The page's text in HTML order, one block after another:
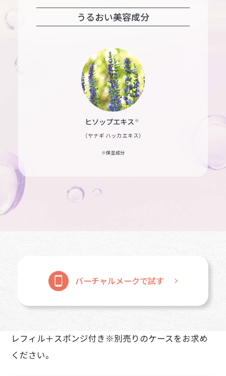
うるおい美容成分
ヒソップエキス ※
（ヤナギ ハッカエキス）
※保湿成分
バーチャルメークで試す
レフィル＋スポンジ付き※別売りのケースをお求め
ください。